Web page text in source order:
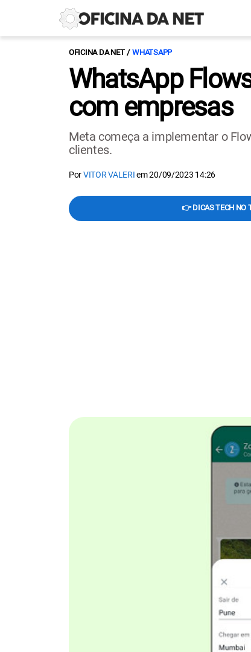
OFICINA DA NET WHATSAPP
WhatsApp
com empresas
Meta começa a implementar o
clientes.
PorVITOR VALERIem20/09/2023 14:26
👉 DICAS TECH NO